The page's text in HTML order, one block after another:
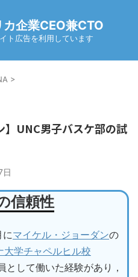
企業CEO兼CTO
ト広告を利用しています
>
】UNC男子バスケ部の試
日
信頼性
にマイケル・ジョーダンの
大学チャペルヒル校
として働いた経験があり，